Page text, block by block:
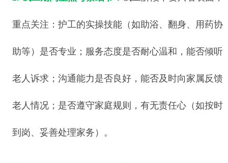
重点关注：护工的实操技能（如助浴、翻身、用药协
助等）是否专业；服务态度是否耐心温和，能否倾听
老人诉求；沟通能力是否良好，能否及时向家属反馈
老人情况；是否遵守家庭规则，有无责任心（如按时
到岗、妥善处理家务）。